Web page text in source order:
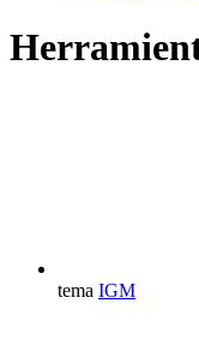
tema IGM